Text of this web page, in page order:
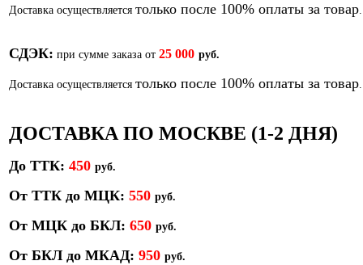
Доставка осуществляется только после 100% оплаты за товар.
СДЭК: при сумме заказа от 25 000 руб.
Доставка осуществляется только после 100% оплаты за товар.
ДОСТАВКА ПО МОСКВЕ (1-2 ДНЯ)
До ТТК: 450 руб.
От ТТК до МЦК: 550 руб.
От МЦК до БКЛ: 650 руб.
От БКЛ до МКАД: 950 руб.